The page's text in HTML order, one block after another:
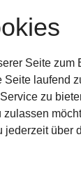
Seite zum
Seite laufend
zu
jederzeit über
entdecken sie